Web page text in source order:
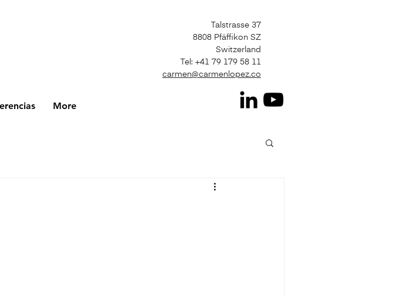
Talstrasse 37
8808 Pfäffikon SZ
Switzerland
Tel: +41 79 179 58 11
carmen@carmenlopez.co
More